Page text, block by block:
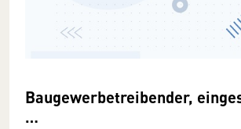
Baugewerbetreibender,
…